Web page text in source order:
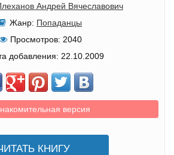
Андрей Вячеславович
Жанр: Попаданцы
Просмотров: 2040
добавления: 22.10.2009
версия
КНИГУ